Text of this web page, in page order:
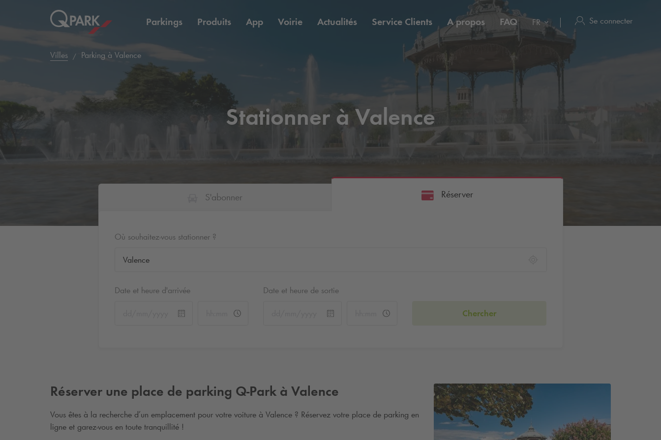
Parkings Produits App Voirie Actualités Service Clients A propos FAQ FR Se connecter
Villes Parking à Valence
Stationner à Valence
S'abonner Réserver
Où souhaitez-vous stationner ?
Date et heure d'arrivée Date et heure de sortie
Chercher
Réserver une place de parking Q-Park à Valence
Vous êtes à la recherche d’un emplacement pour votre voiture à Valence ? Réservez votre place de parking en
ligne et garez-vous en toute tranquillité !